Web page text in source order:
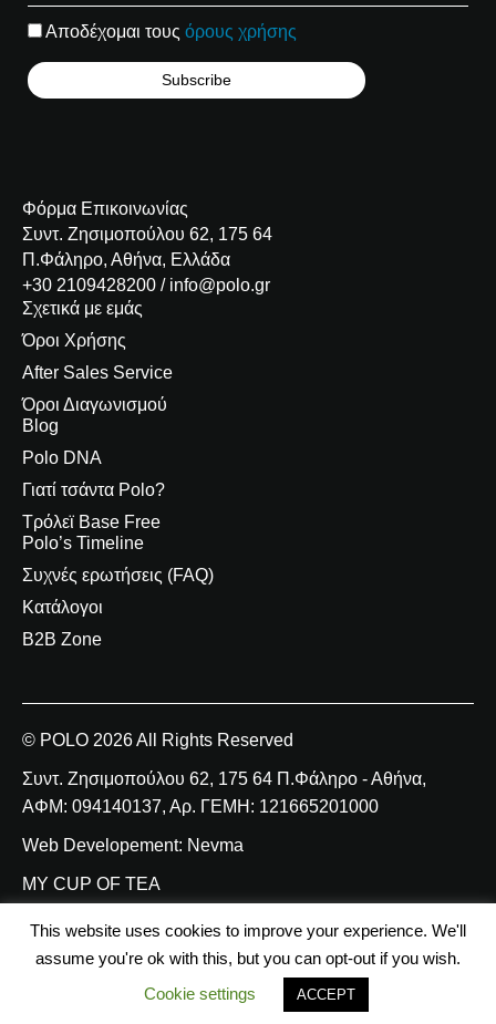
Αποδέχομαι τους όρους χρήσης
Φόρμα Επικοινωνίας
Συντ. Ζησιμοπούλου 62, 175 64
Π.Φάληρο, Αθήνα, Ελλάδα
+30 2109428200 / info@polo.gr
Σχετικά με εμάς
Όροι Χρήσης
After Sales Service
Όροι Διαγωνισμού
Blog
Polo DNA
Γιατί τσάντα Polo?
Τρόλεϊ Base Free
Polo’s Timeline
Συχνές ερωτήσεις (FAQ)
Κατάλογοι
B2B Zone
© POLO 2026 All Rights Reserved
Συντ. Ζησιμοπούλου 62, 175 64 Π.Φάληρο - Αθήνα,
ΑΦΜ: 094140137, Αρ. ΓΕΜΗ: 121665201000
Web Developement: Nevma
MY CUP OF TEA
This website uses cookies to improve your experience. We'll
assume you're ok with this, but you can opt-out if you wish.
Cookie settings
ACCEPT